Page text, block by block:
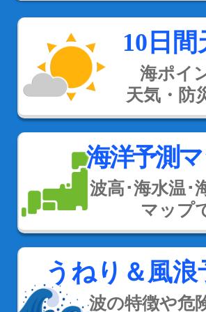
10日間
海ポイ
天気・防
海洋予測
波高･海水温･
マップ
うねり＆風浪
波の特徴や危